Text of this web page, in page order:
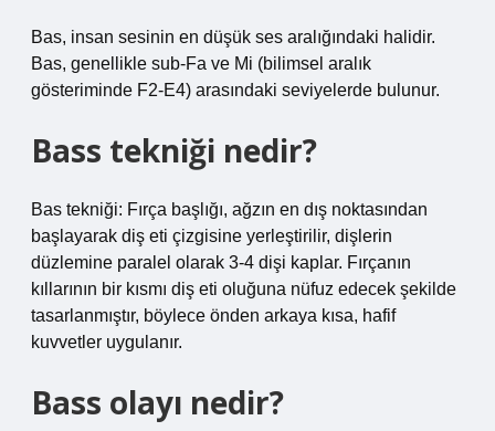
Bas, insan sesinin en düşük ses aralığındaki halidir.
Bas, genellikle sub-Fa ve Mi (bilimsel aralık
gösteriminde F2-E4) arasındaki seviyelerde bulunur.
Bass tekniği nedir?
Bas tekniği: Fırça başlığı, ağzın en dış noktasından
başlayarak diş eti çizgisine yerleştirilir, dişlerin
düzlemine paralel olarak 3-4 dişi kaplar. Fırçanın
kıllarının bir kısmı diş eti oluğuna nüfuz edecek şekilde
tasarlanmıştır, böylece önden arkaya kısa, hafif
kuvvetler uygulanır.
Bass olayı nedir?